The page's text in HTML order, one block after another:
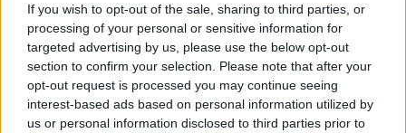
If you wish to opt-out of the sale, sharing to third parties, or
processing of your personal or sensitive information for
targeted advertising by us, please use the below opt-out
section to confirm your selection. Please note that after your
opt-out request is processed you may continue seeing
interest-based ads based on personal information utilized by
us or personal information disclosed to third parties prior to
fogjuk újrafinanszírozni - derült ki a ma benyújtott
2015-ös költségvetési törvényjavaslatból.
Ahogy korábbról már ismert volt a cél: Magyarország
csökkenteni akarja az államadósságának a devizaarányát,
ami jelenleg 40 százalék körül van. Emiatt pedig deklarált